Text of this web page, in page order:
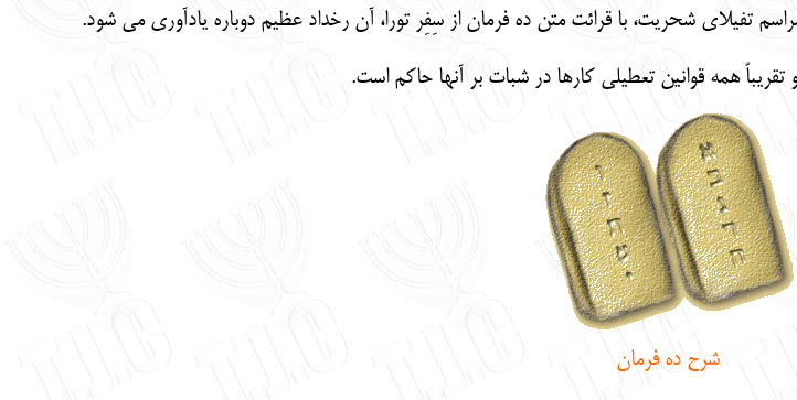
همه قوانين تعطيلي كارها در شبات بر آنها حاكم است.
شرح ده فرمان